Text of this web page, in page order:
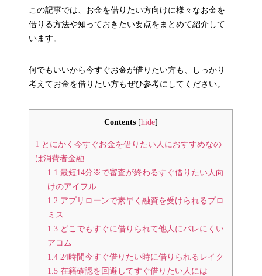
この記事では、お金を借りたい方向けに様々なお金を
借りる方法や知っておきたい要点をまとめて紹介して
います。
何でもいいから今すぐお金が借りたい方も、しっかり
考えてお金を借りたい方もぜひ参考にしてください。
Contents [hide]
1 とにかく今すぐお金を借りたい人におすすめなの
は消費者金融
1.1 最短14分※で審査が終わるすぐ借りたい人向
けのアイフル
1.2 アプリローンで素早く融資を受けられるプロ
ミス
1.3 どこでもすぐに借りられて他人にバレにくい
アコム
1.4 24時間今すぐ借りたい時に借りられるレイク
1.5 在籍確認を回避してすぐ借りたい人には